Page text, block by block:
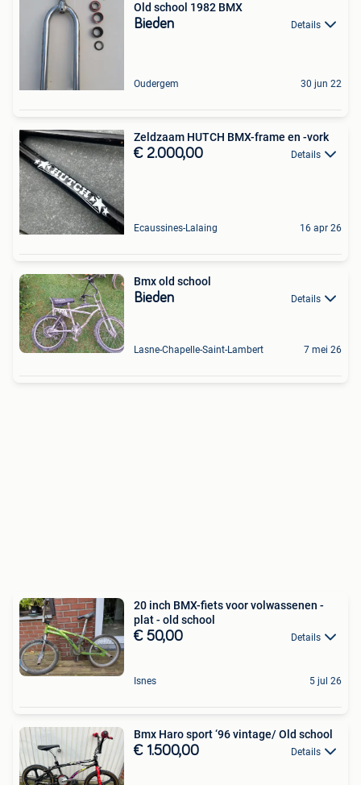
Old school 1982 BMX
Bieden Details
Oudergem 30 jun 22
Zeldzaam HUTCH BMX-frame en -vork
€ 2.000,00 Details
Ecaussines-Lalaing 16 apr 26
Bmx old school
Bieden Details
Lasne-Chapelle-Saint-Lambert 7 mei 26
20 inch BMX-fiets voor volwassenen -
plat - old school
€ 50,00 Details
Isnes 5 jul 26
Bmx Haro sport ‘96 vintage/ Old school
€ 1.500,00 Details